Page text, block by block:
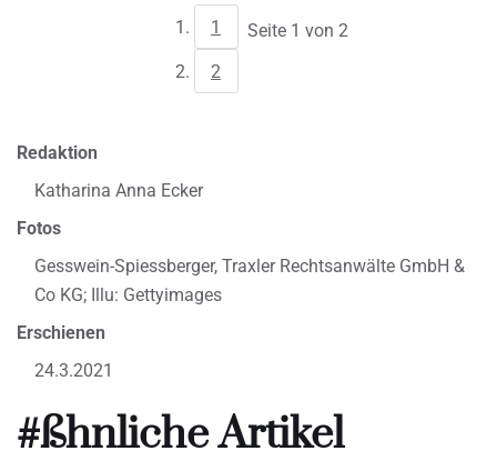
1
2
Seite 1 von 2
Redaktion
Katharina Anna Ecker
Fotos
Gesswein-Spiessberger, Traxler Rechtsanwälte GmbH &
Co KG; Illu: Gettyimages
Erschienen
24.3.2021
#ßhnliche Artikel